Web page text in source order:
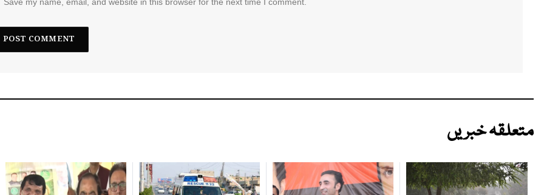
متعلقہ خبریں